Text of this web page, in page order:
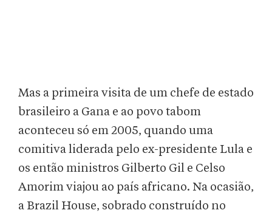
Mas a primeira visita de um chefe de estado
brasileiro a Gana e ao povo tabom
aconteceu só em 2005, quando uma
comitiva liderada pelo ex-presidente Lula e
os então ministros Gilberto Gil e Celso
Amorim viajou ao país africano. Na ocasião,
a Brazil House, sobrado construído no